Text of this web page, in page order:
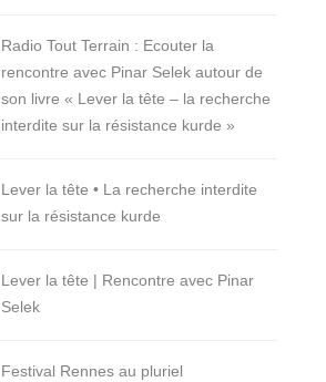
Radio Tout Terrain : Ecouter la
rencontre avec Pinar Selek autour de
son livre « Lever la tête – la recherche
interdite sur la résistance kurde »
Lever la tête • La recherche interdite
sur la résistance kurde
Lever la tête | Rencontre avec Pinar
Selek
Festival Rennes au pluriel